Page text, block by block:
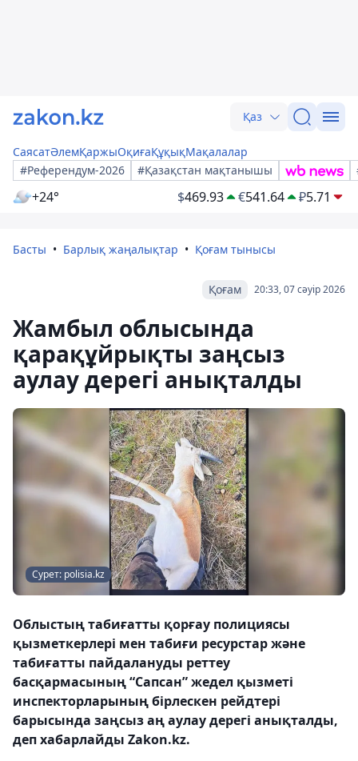
Қаз
СаясатӘлемҚаржыОқиғаҚұқықМақалалар
#Референдум-2026
#Қазақстан мақтанышы
+24° $469.93 €541.64 ₽5.71
Басты Барлық жаңалықтар Қоғам тынысы
20:33, 07 сәуір 2026
Қоғам
Жамбыл облысында
қарақұйрықты заңсыз
аулау дерегі анықталды
Сурет: polisia.kz
Облыстың табиғатты қорғау полициясы
қызметкерлері мен табиғи ресурстар және
табиғатты пайдалануды реттеу
басқармасының “Сапсан” жедел қызметі
инспекторларының бірлескен рейдтері
барысында заңсыз аң аулау дерегі анықталды,
деп хабарлайды Zakon.kz.